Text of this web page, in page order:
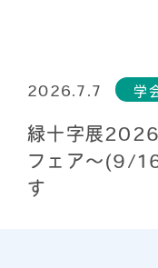
2026.7.7 学
緑十字展2026
フェア～(9/
す